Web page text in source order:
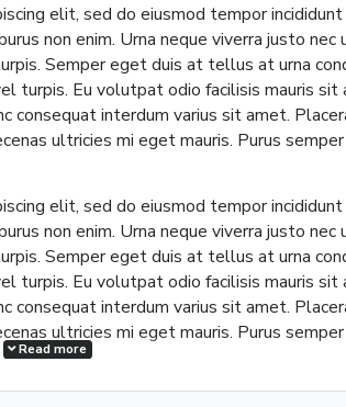
elit, sed do eiusmod tempor
non enim. Urna neque viverra justo nec
Semper eget duis at tellus at urna
turpis. Eu volutpat odio facilisis mauris sit
consequat interdum varius sit amet.
ultricies mi eget mauris. Purus
elit, sed do eiusmod tempor
non enim. Urna neque viverra justo nec
Semper eget duis at tellus at urna
turpis. Eu volutpat odio facilisis mauris sit
consequat interdum varius sit amet.
ultricies mi eget mauris. Purus
Read more